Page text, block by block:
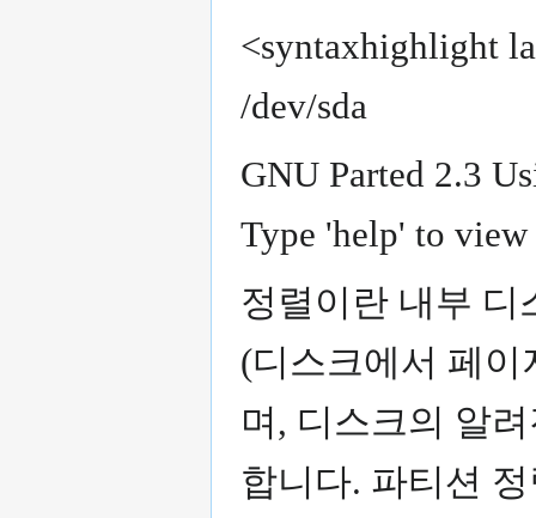
<syntaxhighlight
/dev/sda
GNU Parted 2.3
Type 'help' to
정렬이란 내부 디
(디스크에서 페
며, 디스크의 알
합니다. 파티션